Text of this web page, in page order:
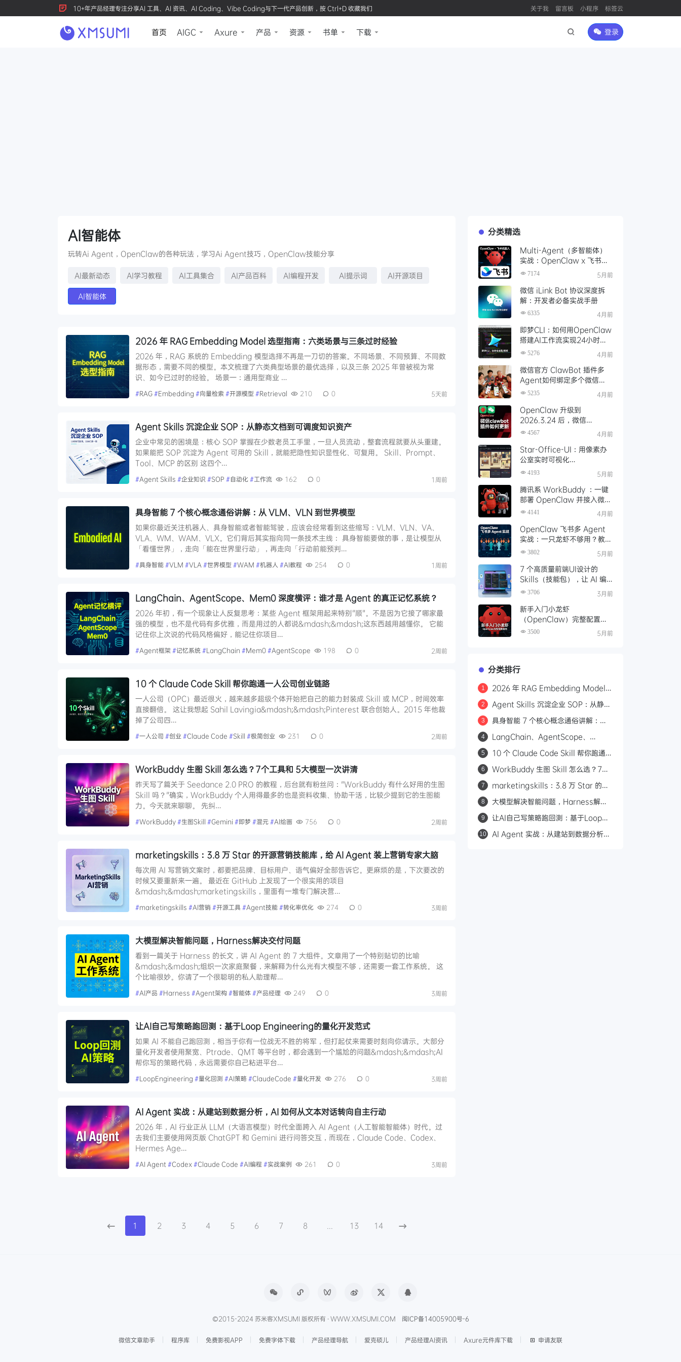
10+年产品经理专注分享AI 工具、AI 资讯、AI Coding、Vibe Coding与下一代产品创新，按 Ctrl+D 收藏我们 关于我 留言板 小程序 标签云
首页 AIGC Axure 产品 资源 书单 下载 登录
AI智能体
玩转Ai Agent，OpenClaw的各种玩法，学习Ai Agent技巧，OpenClaw技能分享
AI最新动态 AI学习教程 AI工具集合 AI产品百科 AI编程开发 AI提示词 AI开源项目
AI智能体
2026 年 RAG Embedding Model 选型指南：六类场景与三条过时经验
2026 年，RAG 系统的 Embedding 模型选择不再是一刀切的答案。不同场景、不同预算、不同数
据形态，需要不同的模型。本文梳理了六类典型场景的最优选择，以及三条 2025 年曾被视为常
识、如今已过时的经验。 场景一：通用型商业 …
#RAG#Embedding #向量检索 #开源模型 #Retrieval 210 0 5天前
Agent Skills 沉淀企业 SOP：从静态文档到可调度知识资产
企业中常见的困境是：核心 SOP 掌握在少数老员工手里，一旦人员流动，整套流程就要从头重建。
如果能把 SOP 沉淀为 Agent 可用的 Skill，就能把隐性知识显性化、可复用。 Skill、Prompt、
Tool、MCP 的区别 这四个…
#Agent Skills #企业知识 #SOP #自动化#工作流 162 0 1周前
具身智能 7 个核心概念通俗讲解：从 VLM、VLN 到世界模型
如果你最近关注机器人、具身智能或者智能驾驶，应该会经常看到这些缩写：VLM、VLN、VA、
VLA、WM、WAM、VLX。它们背后其实指向同一条技术主线： 具身智能要做的事，是让模型从
「看懂世界」，走向「能在世界里行动」，再走向「行动前能预判…
#具身智能#VLM #VLA #世界模型 #WAM #机器人 #AI教程 254 0 1周前
LangChain、AgentScope、Mem0 深度横评：谁才是 Agent 的真正记忆系统？
2026 年初，有一个现象让人反复思考：某些 Agent 框架用起来特别"顺"。不是因为它接了哪家最
强的模型，也不是代码有多优雅，而是用过的人都说&mdash;&mdash;这东西越用越懂你。 它能
记住你上次说的代码风格偏好，能记住你项目…
#Agent框架 #记忆系统#LangChain #Mem0#AgentScope 198 0 2周前
10 个 Claude Code Skill 帮你跑通一人公司创业链路
一人公司（OPC）最近很火，越来越多超级个体开始把自己的能力封装成 Skill 或 MCP，时间效率
直接翻倍。 这让我想起 Sahil Lavingia&mdash;&mdash;Pinterest 联合创始人。2015 年他裁
掉了公司四…
#一人公司 #创业 #Claude Code #Skill #极简创业 231 0 2周前
WorkBuddy 生图 Skill 怎么选？7个工具和 5大模型一次讲清
昨天写了篇关于 Seedance 2.0 PRO 的教程，后台就有粉丝问："WorkBuddy 有什么好用的生图
Skill 吗？"确实，WorkBuddy 个人用得最多的也是资料收集、协助干活，比较少提到它的生图能
力。今天就来聊聊。 先纠…
#WorkBuddy#生图Skill #Gemini#即梦#混元#AI绘画 756 0 2周前
marketingskills：3.8 万 Star 的开源营销技能库，给 AI Agent 装上营销专家大脑
每次用 AI 写营销文案时，都要把品牌、目标用户、语气偏好全部告诉它。更麻烦的是，下次要改的
时候又要重新来一遍。 最近在 GitHub 上发现了一个很实用的项目
&mdash;&mdash;marketingskills，里面有一堆专门解决营…
#marketingskills #AI营销 #开源工具#Agent技能#转化率优化 274 0 3周前
大模型解决智能问题，Harness解决交付问题
看到一篇关于 Harness 的长文，讲 AI Agent 的 7 大组件。文章用了一个特别贴切的比喻
&mdash;&mdash;组织一次家庭聚餐，来解释为什么光有大模型不够，还需要一套工作系统。 这
个比喻很妙。你请了一个很聪明的私人助理帮…
#AI产品 #Harness #Agent架构 #智能体#产品经理 249 0 3周前
让AI自己写策略跑回测：基于Loop Engineering的量化开发范式
如果 AI 不能自己跑回测，相当于你有一位战无不胜的将军，但打起仗来需要时刻向你请示。大部分
量化开发者使用聚宽、Ptrade、QMT 等平台时，都会遇到一个尴尬的问题&mdash;&mdash;AI
帮你写的策略代码，永远需要你自己粘进平台…
#LoopEngineering #量化回测 #AI策略#ClaudeCode #量化开发 276 0 3周前
AI Agent 实战：从建站到数据分析，AI 如何从文本对话转向自主行动
2026 年，AI 行业正从 LLM（大语言模型）时代全面跨入 AI Agent（人工智能智能体）时代。过
去我们主要使用网页版 ChatGPT 和 Gemini 进行问答交互，而现在，Claude Code、Codex、
Hermes Age…
#AI Agent #Codex#Claude Code #AI编程 #实战案例 261 0 3周前
1 2 3 4 5 6 7 8 13 14
分类精选
Multi-Agent（多智能体）
实战：OpenClaw x 飞书机
器人，为每个业务场景打造专
7174 5月前
微信 iLink Bot 协议深度拆
解：开发者必备实战手册
6335 4月前
即梦CLI：如何用OpenClaw
搭建AI工作流实现24小时自
动化生图、生视频创作
5276 4月前
微信官方 ClawBot 插件多
Agent如何绑定多个微信
号？让全家人都用上了
5235 4月前
OpenClaw 升级到
2026.3.24 后，微信
ClawBot 插件更新指南
4567 4月前
Star-Office-UI：用像素办
公室实时可视化
OpenClaw（小龙虾）的工
4193 5月前
腾讯系 WorkBuddy ：一键
部署 OpenClaw 并接入微
信，扫码即用，体验丝滑
4141 4月前
OpenClaw 飞书多 Agent
实战：一只龙虾不够用？教你
养一池子龙虾
3802 5月前
7 个高质量前端UI设计的
Skills（技能包），让 AI 编
程生成高质量UI代码
3706 3月前
新手入门小龙虾
（OpenClaw）完整配置指
南 3500 5月前
分类排行
1
2026 年 RAG Embedding Model
2
Agent Skills 沉淀企业 SOP：从静态
3
具身智能 7 个核心概念通俗讲解：从
4
LangChain、AgentScope、
真正记忆系统？
5
10 个 Claude Code Skill 帮你跑通一
6
WorkBuddy 生图 Skill 怎么选？7个
7
marketingskills：3.8 万 Star 的开
专家大脑
8
大模型解决智能问题，Harness解决
9
让AI自己写策略跑回测：基于Loop
10
AI Agent 实战：从建站到数据分析，
©2015-2024 苏米客XMSUMI 版权所有 · WWW.XMSUMI.COM 闽ICP备14005900号-6
微信文章助手 程序库 免费影视APP 免费字体下载 产品经理导航 爱克硕儿 产品经理AI资讯 Axure元件库下载 申请友联